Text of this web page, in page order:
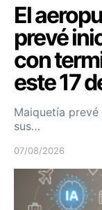
El
prevé
con
este 17
Maiquetía
sus…
07/08/2026